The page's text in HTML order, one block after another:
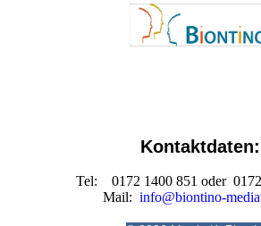
Kontaktdaten:
Tel: 0172 1400 851 oder
Mail: info@biontino-